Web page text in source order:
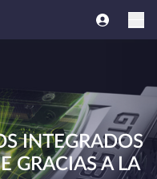
INTEGRADOS
GRACIAS A LA